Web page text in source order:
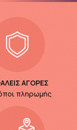
ΑΓΟΡΕΣ
πληρωμής